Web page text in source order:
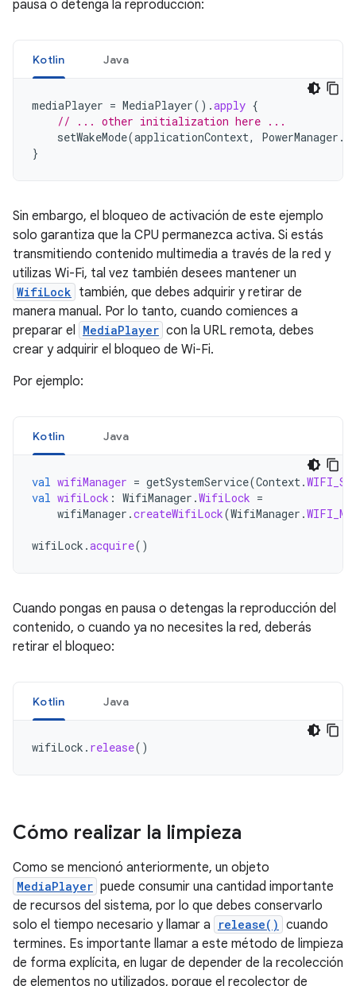
pausa o detenga la reproducción:
Kotlin Java
mediaPlayer = MediaPlayer().apply {
// ... other initialization here ...
setWakeMode(applicationContext, PowerManager .
}
Sin embargo, el bloqueo de activación de este ejemplo
solo garantiza que la CPU permanezca activa. Si estás
transmitiendo contenido multimedia a través de la red y
utilizas Wi-Fi, tal vez también desees mantener un
WifiLock también, que debes adquirir y retirar de
manera manual. Por lo tanto, cuando comiences a
preparar el MediaPlayer con la URL remota, debes
crear y adquirir el bloqueo de Wi-Fi.
Por ejemplo:
Kotlin Java
val wifiManager = getSystemService(Context.
val wifiLock : WifiManager .WifiLock =
wifiManager .createWifiLock(WifiManager .
wifiLock .acquire()
Cuando pongas en pausa o detengas la reproducción del
contenido, o cuando ya no necesites la red, deberás
retirar el bloqueo:
Kotlin Java
wifiLock . release()
Cómo realizar la limpieza
Como se mencionó anteriormente, un objeto
MediaPlayer puede consumir una cantidad importante
de recursos del sistema, por lo que debes conservarlo
solo el tiempo necesario y llamar a
release() cuando
termines. Es importante llamar a este método de limpieza
de forma explícita, en lugar de depender de la recolección
de elementos no utilizados, porque el recolector de